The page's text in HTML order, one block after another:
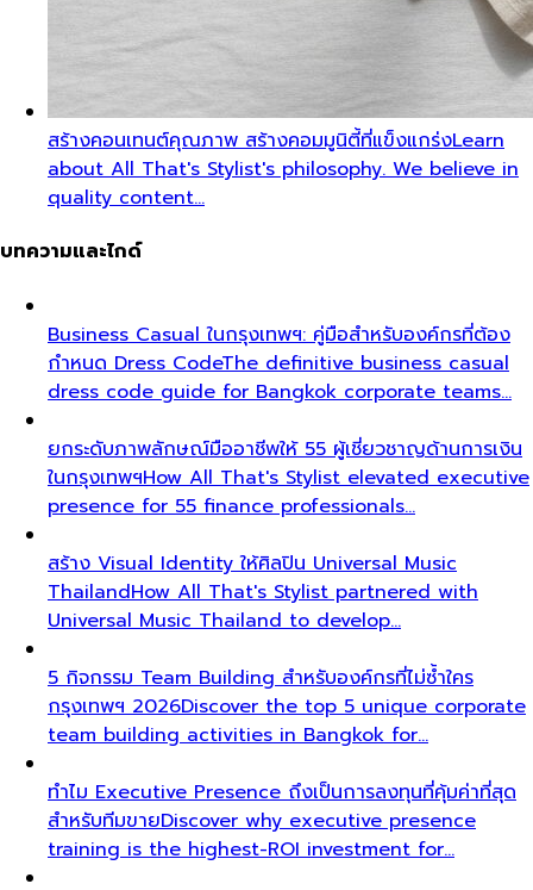
สร้างคอนเทนต์คุณภาพ สร้างคอมมูนิตี้ที่แข็งแกร่งLearn
about All That's Stylist's philosophy. We believe in
quality content…
บทความและไกด์
Business Casual ในกรุงเทพฯ: คู่มือสำหรับองค์กรที่ต้อง
กำหนด Dress CodeThe definitive business casual
dress code guide for Bangkok corporate teams…
ยกระดับภาพลักษณ์มืออาชีพให้ 55 ผู้เชี่ยวชาญด้านการเงิน
ในกรุงเทพฯHow All That's Stylist elevated executive
presence for 55 finance professionals…
สร้าง Visual Identity ให้ศิลปิน Universal Music
ThailandHow All That's Stylist partnered with
Universal Music Thailand to develop…
5 กิจกรรม Team Building สำหรับองค์กรที่ไม่ซ้ำใคร
กรุงเทพฯ 2026Discover the top 5 unique corporate
team building activities in Bangkok for…
ทำไม Executive Presence ถึงเป็นการลงทุนที่คุ้มค่าที่สุด
สำหรับทีมขายDiscover why executive presence
training is the highest-ROI investment for…